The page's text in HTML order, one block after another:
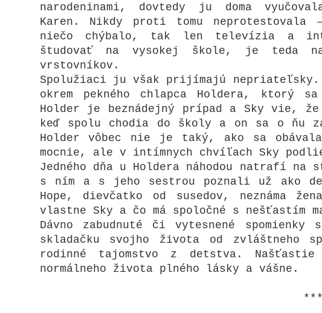
narodeninami, dovtedy ju doma
Karen. Nikdy proti tomu
niečo chýbalo, tak len televízia a
študovať na vysokej škole, je teda
vrstovníkov.
Spolužiaci ju však prijímajú nepriateľsky.
okrem pekného chlapca Holdera,
Holder je beznádejný prípad a Sky vie,
keď spolu chodia do školy a on sa o ňu
Holder vôbec nie je taký, ako sa
mocnie, ale v intímnych chvíľach Sky
Jedného dňa u Holdera náhodou natrafí
s ním a s jeho sestrou poznali už ako
Hope, dievčatko od susedov, neznáma
vlastne Sky a čo má spoločné s nešťastím
Dávno zabudnuté či vytesnené
skladačku svojho života od zvláštneho
rodinné tajomstvo z detstva.
normálneho života plného lásky a vášne.
***